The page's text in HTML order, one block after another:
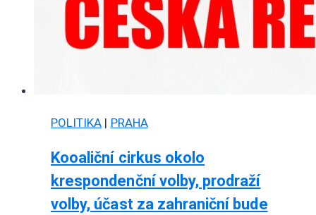
POLITIKA | PRAHA
Kooaliční cirkus okolo
krespondenční volby, prodraží
volby, účast za zahraniční bude